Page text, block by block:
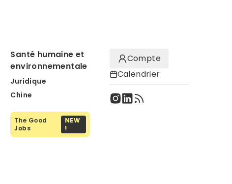
Santé humaine et
environnementale
Juridique
Chine
The Good
Jobs
NEW
!
Compte
Calendrier